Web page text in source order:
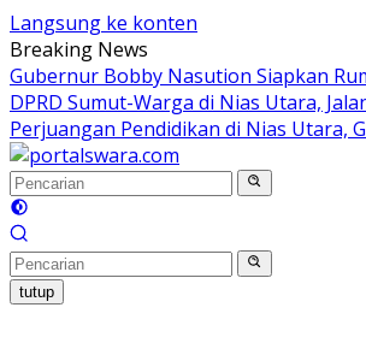
Langsung ke konten
Breaking News
Gubernur Bobby Nasution Siapkan
DPRD Sumut-Warga di Nias Utara,
Perjuangan Pendidikan di Nias Utara,
tutup